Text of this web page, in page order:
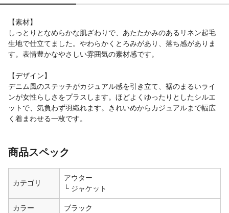
【素材】
しっとりとなめらかな肌ざわりで、あたたかみのあるリネン起毛
生地で仕立てました。やわらかくとろみがあり、落ち感がありま
す。表情豊かなやさしい雰囲気の素材感です。
【デザイン】
デニム風のステッチがカジュアル感を引き立て、裾のまるいライ
ンが女性らしさをプラスします。ほどよくゆったりとしたシルエ
ットで、気負わず羽織れます。きれいめからカジュアルまで幅広
く着まわせる一枚です。
商品スペック
カテゴリ
アウター
ジャケット
カラー ブラック